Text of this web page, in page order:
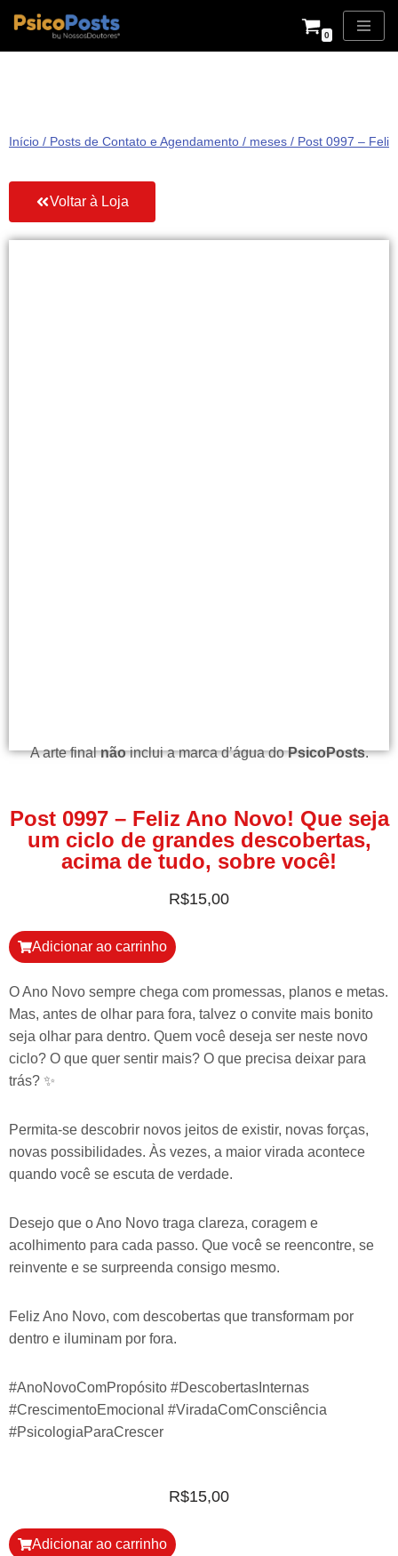
Pular
0
Início / Posts de Contato e Agendamento / meses / Post 0997 –
Voltar à Loja
A arte finalnãoinclui a marca d’água doPsicoPosts.
Post 0997 – Feliz Ano Novo! Que seja
um ciclo de grandes descobertas,
acima de tudo, sobre você!
R$15,00
Adicionar ao carrinho
O Ano Novo sempre chega com promessas, planos e metas.
Mas, antes de olhar para fora, talvez o convite mais bonito
seja olhar para dentro. Quem você deseja ser neste novo
ciclo? O que quer sentir mais? O que precisa deixar para
trás? ✨
Permita-se descobrir novos jeitos de existir, novas forças,
novas possibilidades. Às vezes, a maior virada acontece
quando você se escuta de verdade.
Desejo que o Ano Novo traga clareza, coragem e
acolhimento para cada passo. Que você se reencontre, se
reinvente e se surpreenda consigo mesmo.
Feliz Ano Novo, com descobertas que transformam por
dentro e iluminam por fora.
#AnoNovoComPropósito #DescobertasInternas
#CrescimentoEmocional #ViradaComConsciência
#PsicologiaParaCrescer
R$15,00
Adicionar ao carrinho